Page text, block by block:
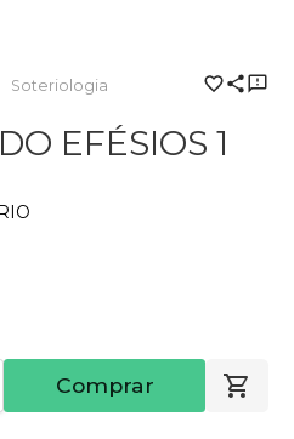
Soteriologia
EFÉSIOS 1
Comprar